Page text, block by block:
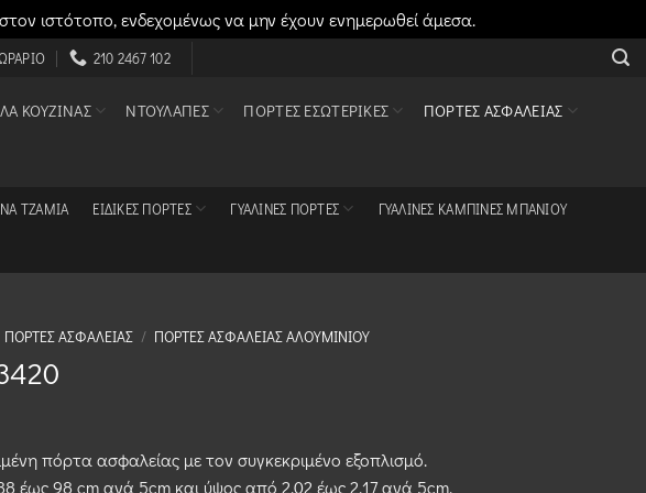
ιστότοπο, ενδεχομένως να μην έχουν ενημερωθεί άμεσα.
210 2467 102
ΚΟΥΖΊΝΑΣ ΝΤΟΥΛΆΠΕΣ ΠΌΡΤΕΣ ΕΣΩΤΕΡΙΚΈΣ ΠΌΡΤΕΣ ΑΣΦΑΛΕΊΑΣ
ΤΖΆΜΙΑ ΕΙΔΙΚΈΣ ΠΌΡΤΕΣ ΓΥΆΛΙΝΕΣ ΠΌΡΤΕΣ ΓΥΆΛΙΝΕΣ ΚΑΜΠΊΝΕΣ ΜΠΆΝΙΟΥ
ΠΌΡΤΕΣ ΑΣΦΑΛΕΊΑΣ / ΠΌΡΤΕΣ ΑΣΦΑΛΕΊΑΣ ΑΛΟΥΜΙΝΊΟΥ
πόρτα ασφαλείας με τον συγκεκριμένο εξοπλισμό.
έως 98 cm ανά 5cm και ύψος από 2,02 έως 2,17 ανά 5cm.